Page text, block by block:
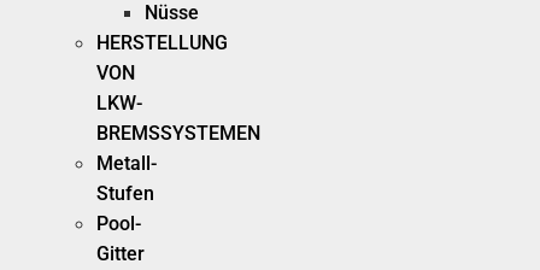
Nüsse
HERSTELLUNG
VON
LKW-
BREMSSYSTEMEN
Metall-
Stufen
Pool-
Gitter